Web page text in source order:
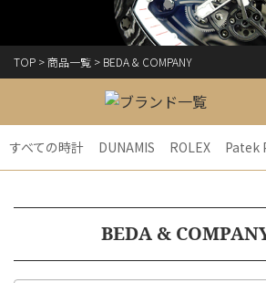
TOP >商品一覧 > BEDA & COMPANY
すべての時計 DUNAMIS ROLEX Patek
BEDA &